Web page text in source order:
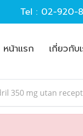
Tel : 02-920-
หน้าแรก เกี่ยวกับ
350 mg utan recept